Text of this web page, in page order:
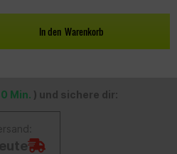
In den Warenkorb
Min. ) und sichere dir: